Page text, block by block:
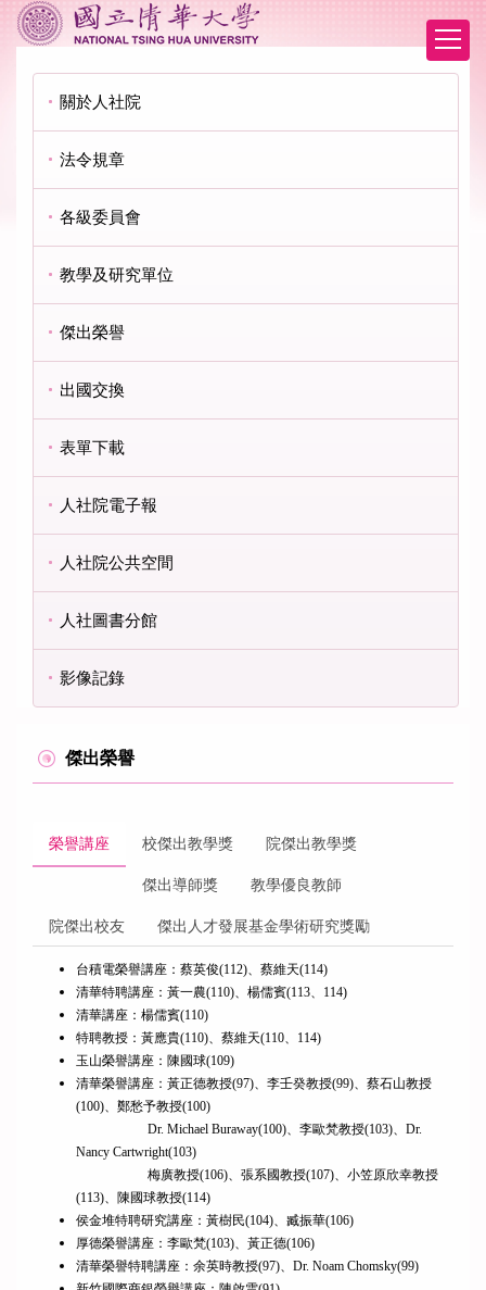
跳
到
關於人社院
法令規章
各級委員會
教學及研究單位
傑出榮譽
出國交換
表單下載
人社院電子報
人社院公共空間
人社圖書分館
影像記錄
傑出榮譽
榮譽講座 校傑出教學獎 院傑出教學獎
傑出導師獎 教學優良教師
院傑出校友 傑出人才發展基金學術研究獎勵
台積電榮譽講座：蔡英俊(112)、蔡維天(114)
清華特聘講座：黃一農(110)、楊儒賓(113、114)
清華講座：楊儒賓(110)
特聘教授：黃應貴(110)、蔡維天(110、114)
玉山榮譽講座：陳國球(109)
清華榮譽講座：黃正德教授(97)、李壬癸教授(99)、蔡石山教授
(100)、鄭愁予教授(100)
Dr. Michael Buraway(100)、李歐梵教授(103)、Dr.
Nancy Cartwright(103)
梅廣教授(106)、張系國教授(107)、小笠原欣幸教授
(113)、陳國球教授(114)
侯金堆特聘研究講座：黃樹民(104)、臧振華(106)
厚德榮譽講座：李歐梵(103)、黃正德(106)
清華榮譽特聘講座：余英時教授(97)、Dr. Noam Chomsky(99)